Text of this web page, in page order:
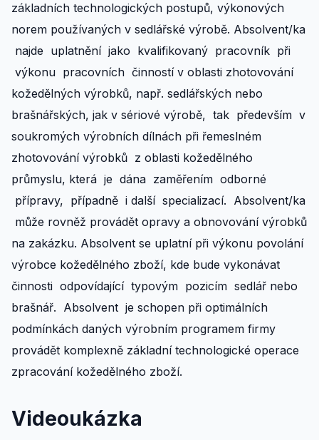
základních technologických postupů, výkonových
norem používaných v sedlářské výrobě. Absolvent/ka
najde uplatnění jako kvalifikovaný pracovník při
výkonu pracovních činností v oblasti zhotovování
kožedělných výrobků, např. sedlářských nebo
brašnářských, jak v sériové výrobě, tak především v
soukromých výrobních dílnách při řemeslném
zhotovování výrobků z oblasti kožedělného
průmyslu, která je dána zaměřením odborné
přípravy, případně i další specializací. Absolvent/ka
může rovněž provádět opravy a obnovování výrobků
na zakázku. Absolvent se uplatní při výkonu povolání
výrobce kožedělného zboží, kde bude vykonávat
činnosti odpovídající typovým pozicím sedlář nebo
brašnář. Absolvent je schopen při optimálních
podmínkách daných výrobním programem firmy
provádět komplexně základní technologické operace
zpracování kožedělného zboží.
Videoukázka